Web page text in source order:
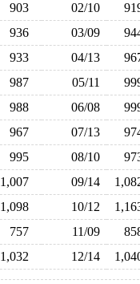
903 02/10
936 03/09
933 04/13
987 05/11
988 06/08
967 07/13
995 08/10
1,007 09/14
1,098 10/12
757 11/09
1,032 12/14